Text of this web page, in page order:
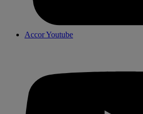
Accor Youtube